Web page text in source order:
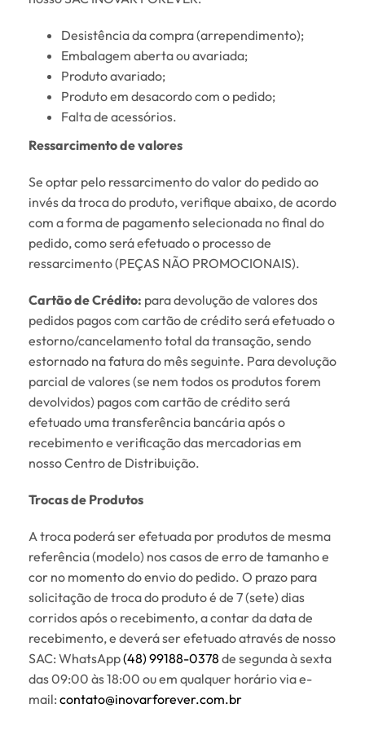
Desistência da compra (arrependimento);
Embalagem aberta ou avariada;
Produto avariado;
Produto em desacordo com o pedido;
Falta de acessórios.
Ressarcimento de valores
Se optar pelo ressarcimento do valor do pedido ao
invés da troca do produto, verifique abaixo, de acordo
com a forma de pagamento selecionada no final do
pedido, como será efetuado o processo de
ressarcimento (PEÇAS NÃO PROMOCIONAIS).
Cartão de Crédito: para devolução de valores dos
pedidos pagos com cartão de crédito será efetuado o
estorno/cancelamento total da transação, sendo
estornado na fatura do mês seguinte. Para devolução
parcial de valores (se nem todos os produtos forem
devolvidos) pagos com cartão de crédito será
efetuado uma transferência bancária após o
recebimento e verificação das mercadorias em
nosso Centro de Distribuição.
Trocas de Produtos
A troca poderá ser efetuada por produtos de mesma
referência (modelo) nos casos de erro de tamanho e
cor no momento do envio do pedido. O prazo para
solicitação de troca do produto é de 7 (sete) dias
corridos após o recebimento, a contar da data de
recebimento, e deverá ser efetuado através de nosso
SAC: WhatsApp(48) 99188-0378 de segunda à sexta
das 09:00 às 18:00 ou em qualquer horário via e-
mail: contato@inovarforever.com.br